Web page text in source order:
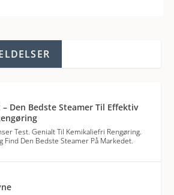
Den Bedste Steamer Til Effektiv
Test. Genialt Til Kemikaliefri Rengøring.
Find Den Bedste Steamer På Markedet.